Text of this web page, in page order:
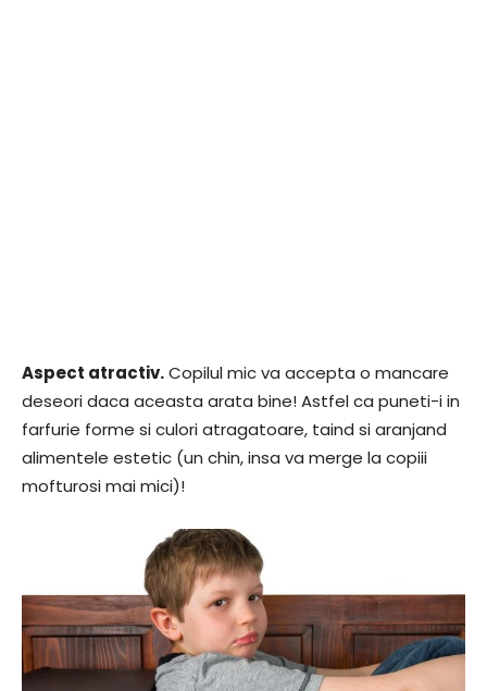
Aspect atractiv.Copilul mic va accepta o mancare
deseori daca aceasta arata bine! Astfel ca puneti-i in
farfurie forme si culori atragatoare, taind si aranjand
alimentele estetic (un chin, insa va merge la copiii
mofturosi mai mici)!